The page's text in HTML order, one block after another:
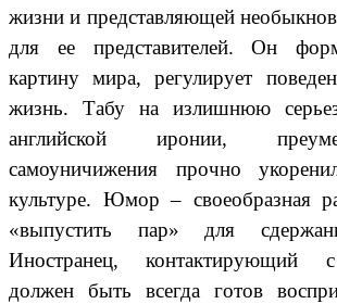
жизни и представляющей
для ее представителей. Он
картину мира, регулирует
жизнь. Табу на излишнюю
английской иронии,
самоуничижения прочно
культуре. Юмор – своеобразная
«выпустить пар» для
Иностранец, контактирующий
должен быть всегда готов